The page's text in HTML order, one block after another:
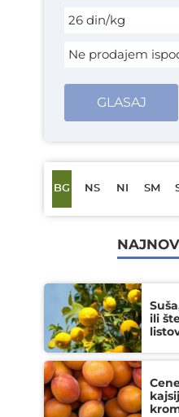
26 din/kg
Ne prodajem
GLASAJ
BG NS NI SM
ili